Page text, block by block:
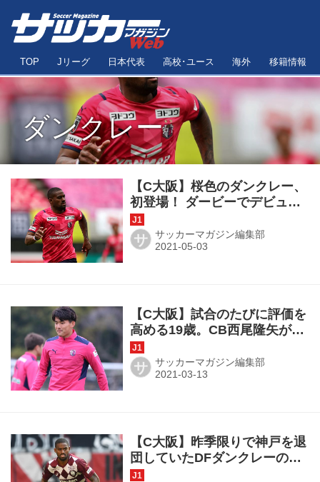
TOP Jリーグ 日本代表 高校･ユース 海外 移籍情報
ダンクレー
【C大阪】桜色のダンクレー、
初登場！ ダービーでデビュー
して上々の自己評価「次の試
合が待ち遠しい」
サ サッカーマガジン編集部
【C大阪】試合のたびに評価を
高める19歳。CB西尾隆矢がチ
ームの未来を明るく照らす
サ サッカーマガジン編集部
【C大阪】昨季限りで神戸を退
団していたDFダンクレーの加
入が決定！